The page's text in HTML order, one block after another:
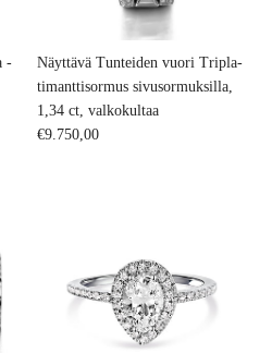
-
Näyttävä Tunteiden vuori Tripla-
timanttisormus sivusormuksilla,
1,34 ct, valkokultaa
Normaalihinta
€9.750,00